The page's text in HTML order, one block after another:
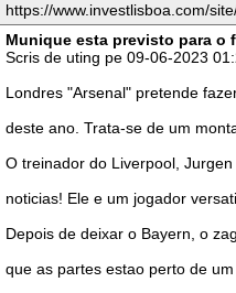
https://www.investlisboa.com/
Munique esta previsto para o
Scris de uting pe 09-06-2023
Londres "Arsenal" pretende
deste ano. Trata-se de um
O treinador do Liverpool,
noticias! Ele e um jogador
Depois de deixar o Bayern, o
que as partes estao perto de